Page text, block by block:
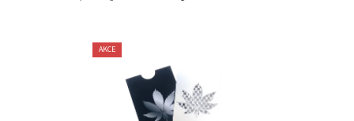
AKCE